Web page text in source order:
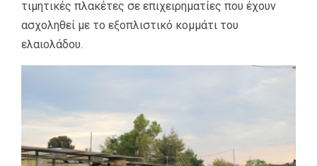
τιμητικές πλακέτες σε επιχειρηματίες που έχουν
ασχοληθεί με το εξοπλιστικό κομμάτι του
ελαιολάδου.